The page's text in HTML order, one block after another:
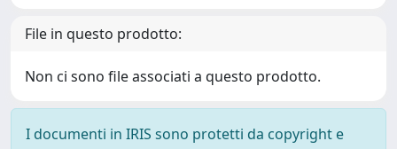
File in questo prodotto:
Non ci sono file associati a questo prodotto.
I documenti in IRIS sono protetti da copyright e